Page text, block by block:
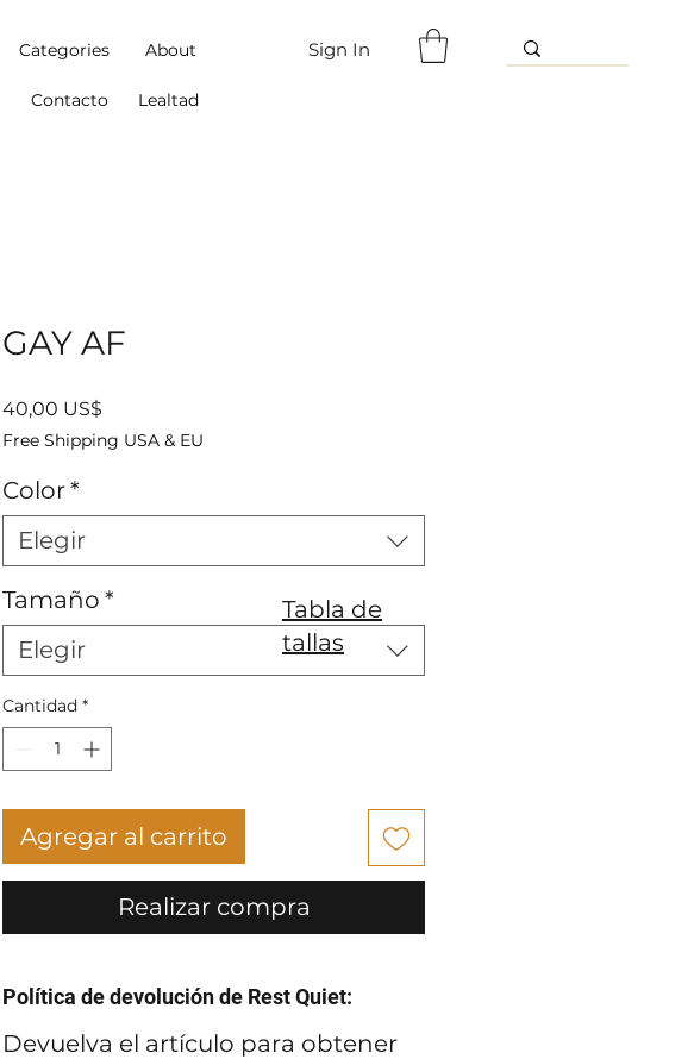
Categories About
Contacto Lealtad
Sign In
GAY AF
40,00 US$
Free Shipping USA & EU
Color*
Elegir
Tamaño *
Elegir
Cantidad *
Agregar al carrito
Realizar compra
Política de devolución de Rest Quiet:
Devuelva el artículo para obtener
Tabla de
tallas